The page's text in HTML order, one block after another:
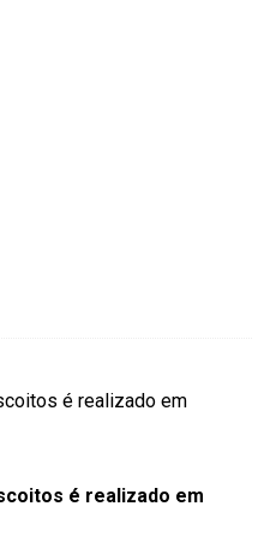
é realizado em